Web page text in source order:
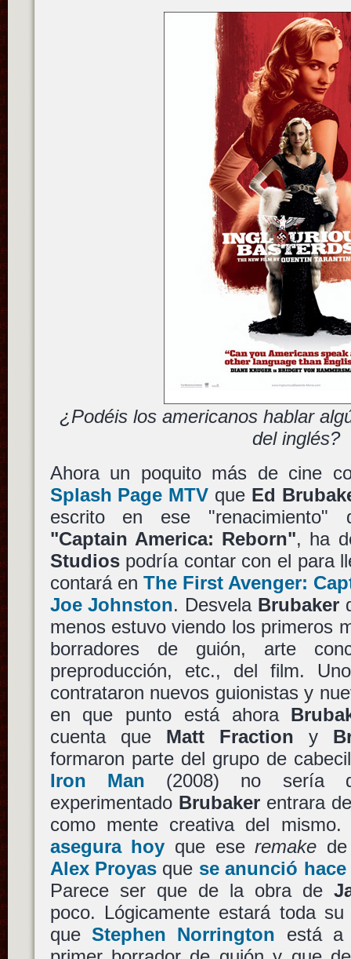
¿Podéis los americanos hablar
del inglés?
Ahora un poquito más de cine
Splash Page MTV que Ed
escrito en ese "renacimiento"
"Captain America: Reborn", ha
Studiospodría contar con el para
contará en The First Avenger:
Joe Johnston. Desvela Brubaker
menos estuvo viendo los primeros
borradores de guión, arte
preproducción, etc., del film.
contrataron nuevos guionistas y
en que punto está ahora
cuenta que Matt Fraction y
formaron parte del grupo de
Iron Man (2008) no sería
experimentado Brubakerentrara
como mente creativa del
asegura hoy que eseremake
Alex Proyasque se anunció
Parece ser que de la obra de
poco. Lógicamente estará toda
que Stephen Norrington está a